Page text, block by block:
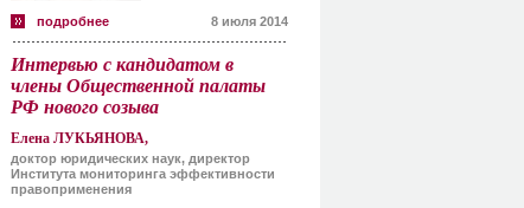
подробнее 8 июля 2014
Интервью с кандидатом в
члены Общественной палаты
РФ нового созыва
Елена ЛУКЬЯНОВА,
доктор юридических наук, директор
Института мониторинга эффективности
правоприменения